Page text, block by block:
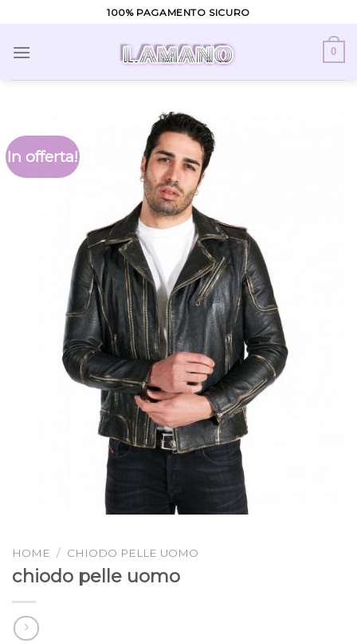
content
100% PAGAMENTO SICURO
0
In offerta!
HOME / CHIODO PELLE UOMO
chiodo pelle uomo